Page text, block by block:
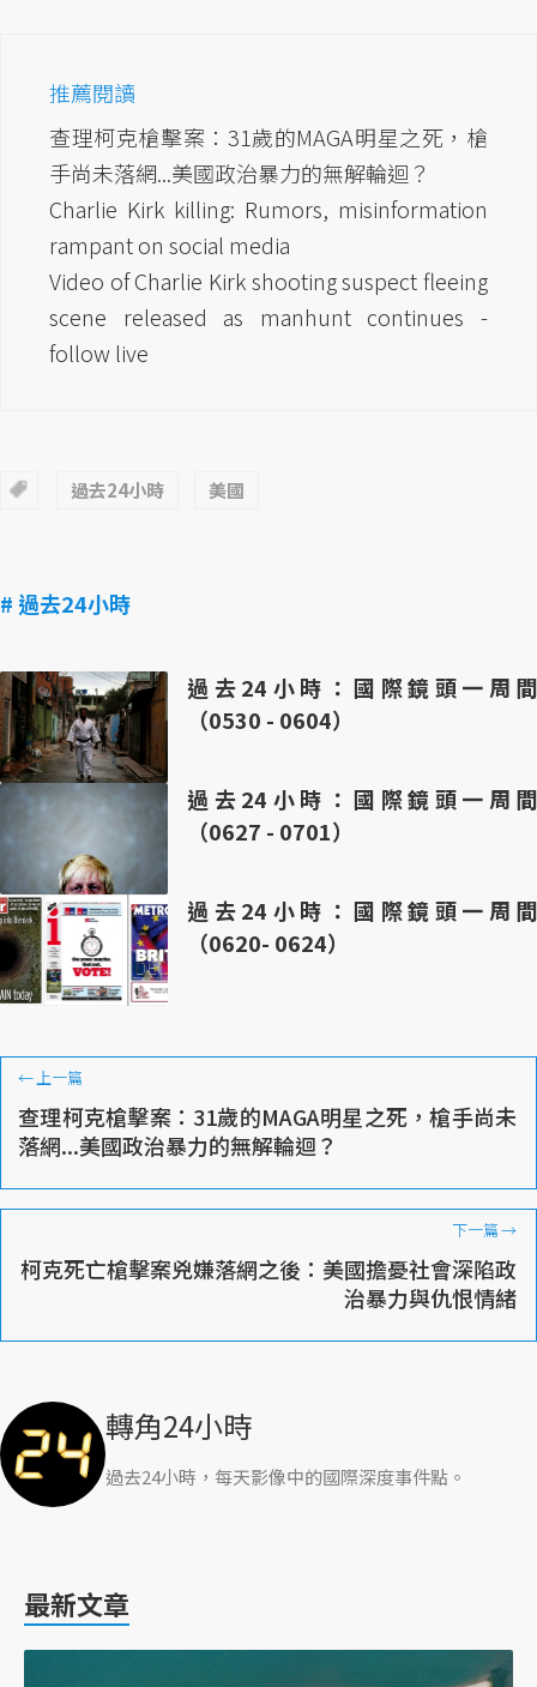
推薦閱讀
查理柯克槍擊案：31歲的MAGA明星之死，槍
手尚未落網...美國政治暴力的無解輪迴？
Charlie Kirk killing: Rumors, misinformation
rampant on social media
Video of Charlie Kirk shooting suspect fleeing
scene released as manhunt continues -
follow live
過去24小時 美國
# 過去24小時
過去24小時：國際鏡頭一周間
（0530 - 0604）
過去24小時：國際鏡頭一周間
（0627 - 0701）
過去24小時：國際鏡頭一周間
（0620- 0624）
← 上一篇
查理柯克槍擊案：31歲的MAGA明星之死，槍手尚未
落網...美國政治暴力的無解輪迴？
下一篇→
柯克死亡槍擊案兇嫌落網之後：美國擔憂社會深陷政
治暴力與仇恨情緒
轉角24小時
過去24小時，每天影像中的國際深度事件點。
最新文章